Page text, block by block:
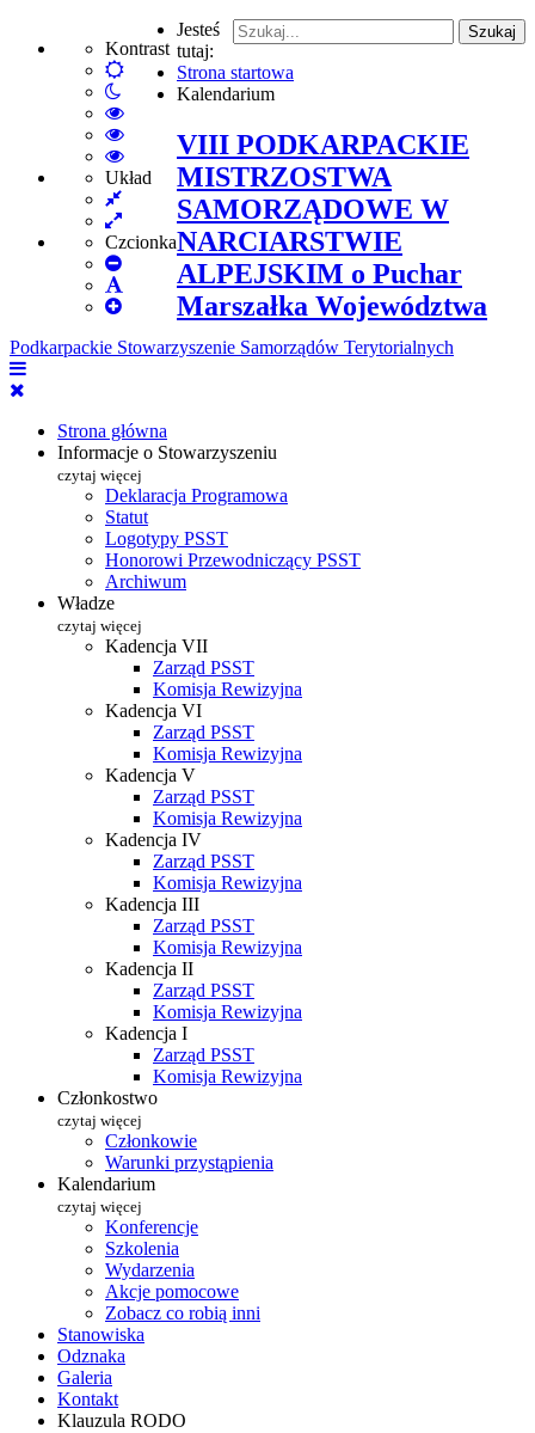
Kontrast
Default
mode
Włącz
tryb
nocny
High
Contrast
Black
White
High
Contrast
Black
High
Contrast
mode
Układ
Fixed
layout
Wide
layout
Czcionka
Set
Smaller
Font
Set
Font
Szukaj
Podkarpackie Stowarzyszenie Samorządów Terytorialnych
Strona główna
Informacje o Stowarzyszeniu
czytaj więcej
Deklaracja Programowa
Statut
Logotypy PSST
Honorowi Przewodniczący PSST
Archiwum
Władze
czytaj więcej
Kadencja VII
Zarząd PSST
Komisja Rewizyjna
Kadencja VI
Zarząd PSST
Komisja Rewizyjna
Kadencja V
Zarząd PSST
Komisja Rewizyjna
Kadencja IV
Zarząd PSST
Komisja Rewizyjna
Kadencja III
Zarząd PSST
Komisja Rewizyjna
Kadencja II
Zarząd PSST
Komisja Rewizyjna
Kadencja I
Zarząd PSST
Komisja Rewizyjna
Członkostwo
czytaj więcej
Członkowie
Warunki przystąpienia
Kalendarium
czytaj więcej
Konferencje
Szkolenia
Wydarzenia
Akcje pomocowe
Zobacz co robią inni
Stanowiska
Odznaka
Galeria
Kontakt
Klauzula RODO
Jesteś
tutaj:
Strona startowa
Kalendarium
VIII PODKARPACKIE
MISTRZOSTWA
SAMORZĄDOWE W
NARCIARSTWIE
ALPEJSKIM o Puchar
Marszałka Województwa